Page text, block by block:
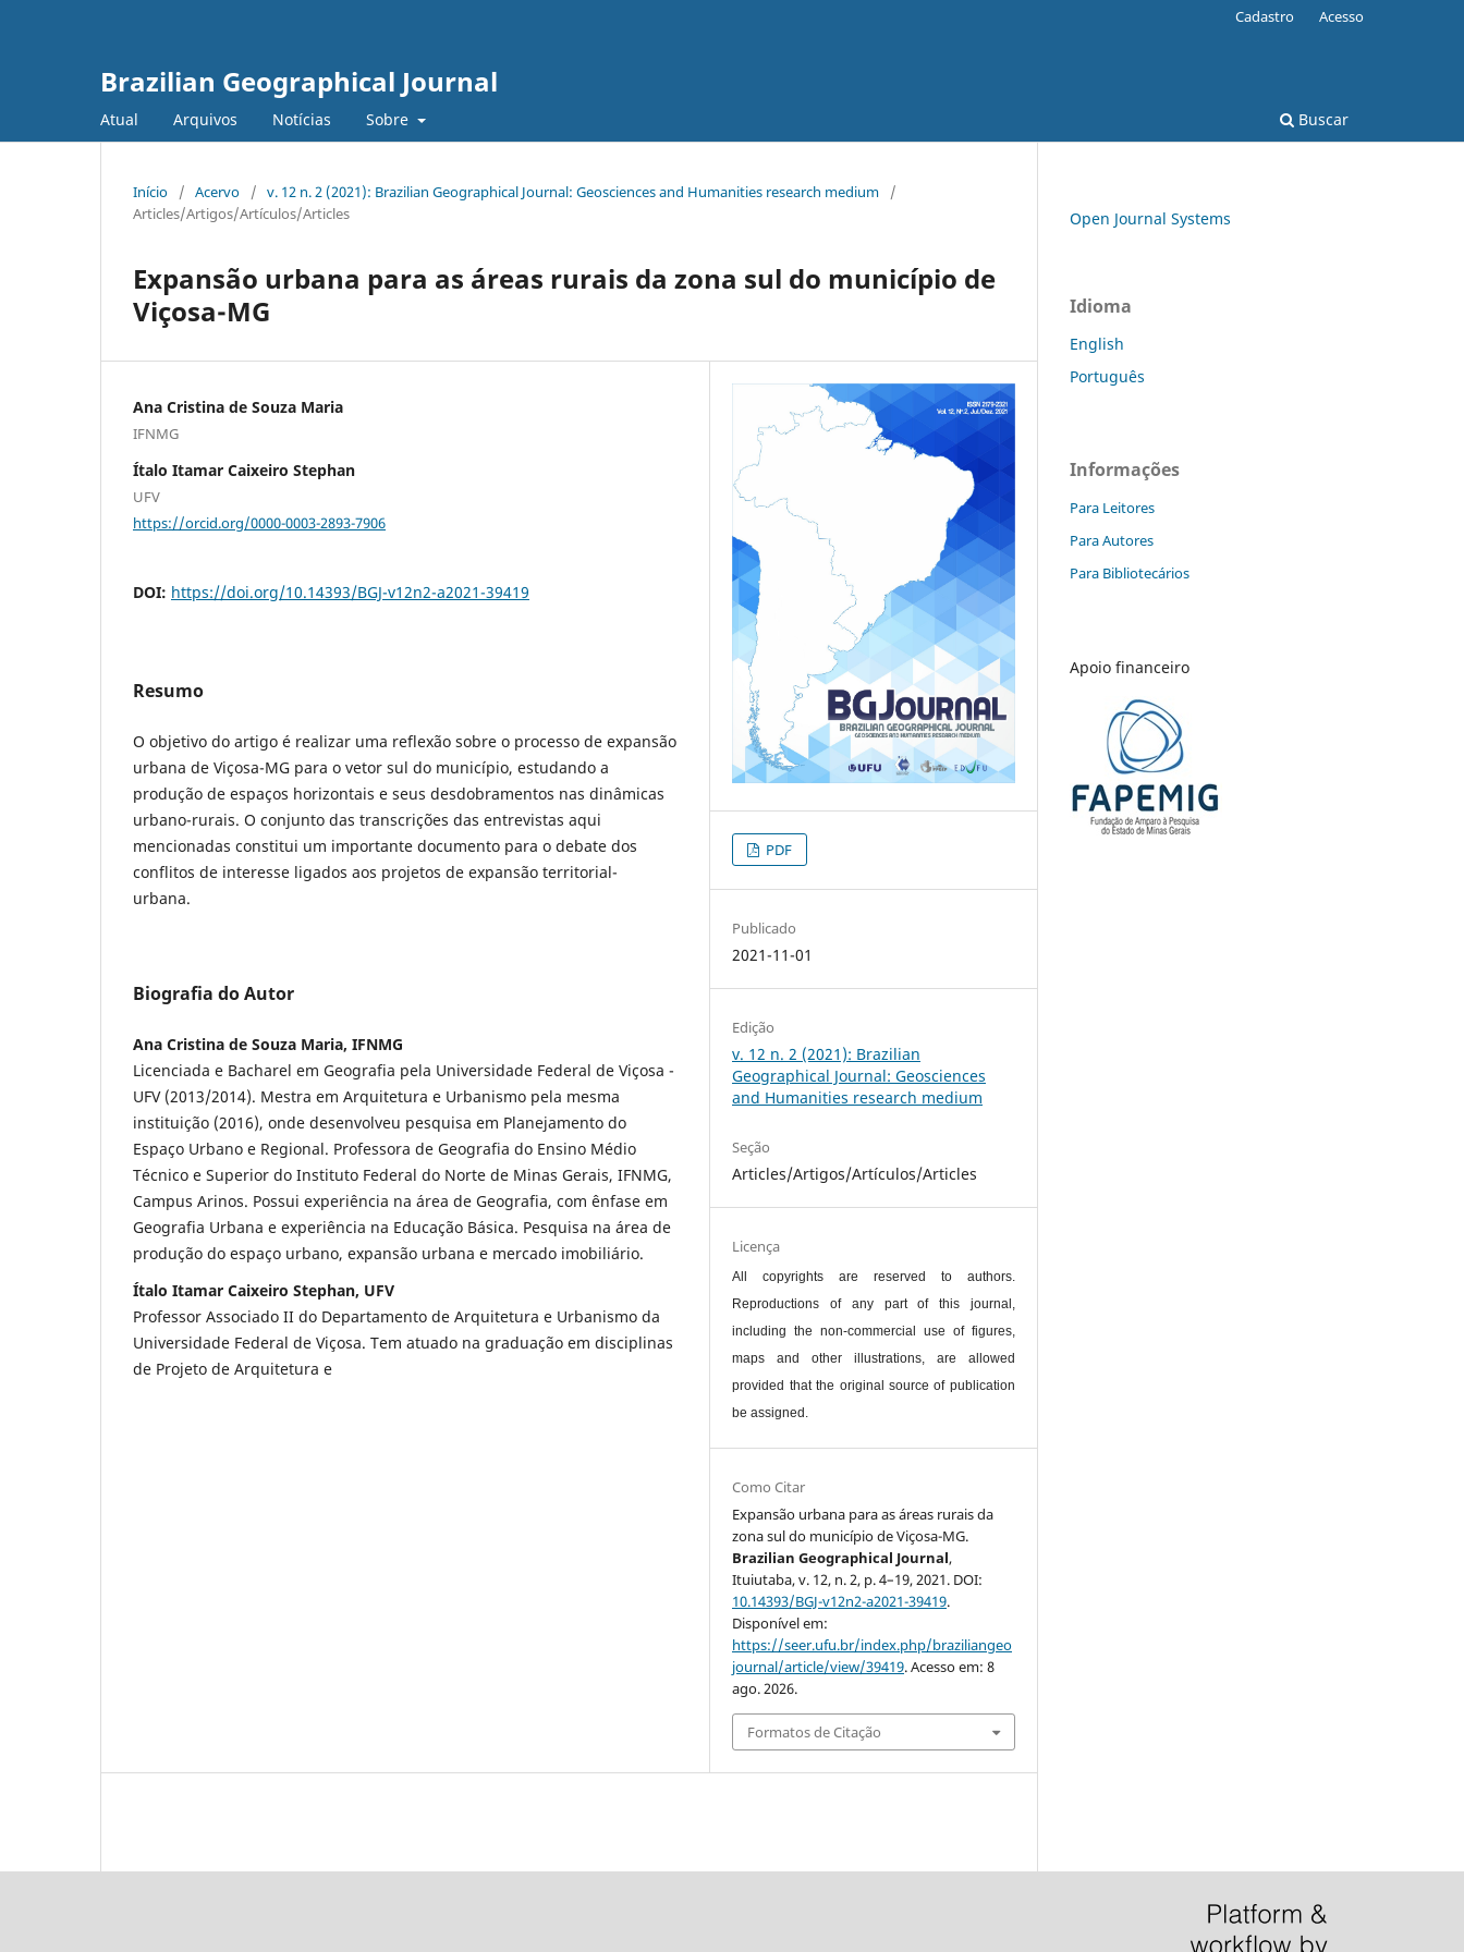
Brazilian Geographical Journal
Atual Arquivos Notícias Sobre Buscar
Cadastro Acesso
Início / Acervo / v. 12 n. 2 (2021): Brazilian Geographical Journal: Geosciences and Humanities research medium
/
Articles/Artigos/Artículos/Articles
Expansão urbana para as áreas rurais da zona sul do município de
Viçosa-MG
Ana Cristina de Souza Maria
IFNMG
Ítalo Itamar Caixeiro Stephan
UFV
https://orcid.org/0000-0003-2893-7906
DOI: https://doi.org/10.14393/BGJ-v12n2-a2021-39419
Resumo
O objetivo do artigo é realizar uma reflexão sobre o processo de expansão
urbana de Viçosa-MG para o vetor sul do município, estudando a
produção de espaços horizontais e seus desdobramentos nas dinâmicas
urbano-rurais. O conjunto das transcrições das entrevistas aqui
mencionadas constitui um importante documento para o debate dos
conflitos de interesse ligados aos projetos de expansão territorial-
urbana.
Biografia do Autor
Ana Cristina de Souza Maria, IFNMG
Licenciada e Bacharel em Geografia pela Universidade Federal de Viçosa -
UFV (2013/2014). Mestra em Arquitetura e Urbanismo pela mesma
instituição (2016), onde desenvolveu pesquisa em Planejamento do
Espaço Urbano e Regional. Professora de Geografia do Ensino Médio
Técnico e Superior do Instituto Federal do Norte de Minas Gerais, IFNMG,
Campus Arinos. Possui experiência na área de Geografia, com ênfase em
Geografia Urbana e experiência na Educação Básica. Pesquisa na área de
produção do espaço urbano, expansão urbana e mercado imobiliário.
Ítalo Itamar Caixeiro Stephan, UFV
Professor Associado II do Departamento de Arquitetura e Urbanismo da
Universidade Federal de Viçosa. Tem atuado na graduação em disciplinas
de Projeto de Arquitetura e
PDF
Publicado
2021-11-01
Edição
v. 12 n. 2 (2021): Brazilian
Geographical Journal: Geosciences
and Humanities research medium
Seção
Articles/Artigos/Artículos/Articles
Licença
All copyrights are reserved to authors.
Reproductions of any part of this journal,
including the non-commercial use of figures,
maps and other illustrations, are allowed
provided that the original source of publication
be assigned.
Como Citar
Expansão urbana para as áreas rurais da
zona sul do município de Viçosa-MG.
Brazilian Geographical Journal,
Ituiutaba, v. 12, n. 2, p. 4–19, 2021. DOI:
10.14393/BGJ-v12n2-a2021-39419.
Disponível em:
https://seer.ufu.br/index.php/braziliangeo
journal/article/view/39419. Acesso em: 8
ago. 2026.
Formatos de Citação
Open Journal Systems
Idioma
English
Português
Informações
Para Leitores
Para Autores
Para Bibliotecários
Apoio financeiro